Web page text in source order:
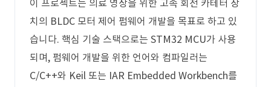
이 프로젝트는 의료 영상을 위한 고속 회전 카테터 장
치의 BLDC 모터 제어 펌웨어 개발을 목표로 하고 있
습니다. 핵심 기술 스택으로는 STM32 MCU가 사용
되며, 펌웨어 개발을 위한 언어와 컴파일러는
C/C++와 Keil 또는 IAR Embedded Workbench를